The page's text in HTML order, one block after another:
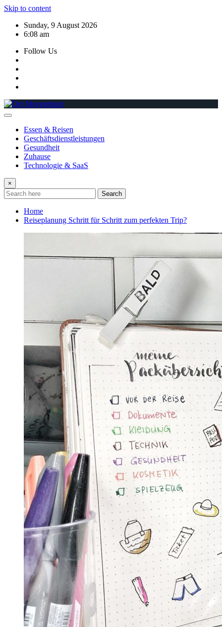
Skip to content
Sunday, 9 August 2026
6:08 am
Follow Us
Essen & Reisen
Geschäftsdienstleistungen
Gesundheit
Zuhause
Technologie & SaaS
×
Search
Home
Reiseplanung Schritt für Schritt zum perfekten Trip?